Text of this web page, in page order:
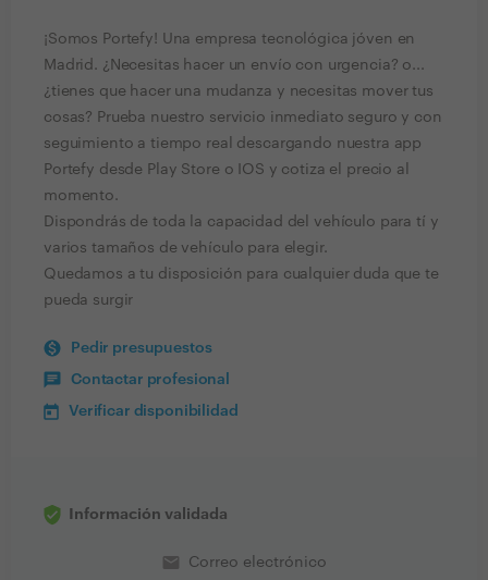
¡Somos Portefy! Una empresa tecnológica jóven en
Madrid. ¿Necesitas hacer un envío con urgencia? o...
¿tienes que hacer una mudanza y necesitas mover tus
cosas? Prueba nuestro servicio inmediato seguro y con
seguimiento a tiempo real descargando nuestra app
Portefy desde Play Store o IOS y cotiza el precio al
momento.
Dispondrás de toda la capacidad del vehículo para tí y
varios tamaños de vehículo para elegir.
Quedamos a tu disposición para cualquier duda que te
pueda surgir
Pedir presupuestos
Contactar profesional
Verificar disponibilidad
Información validada
email Correo electrónico